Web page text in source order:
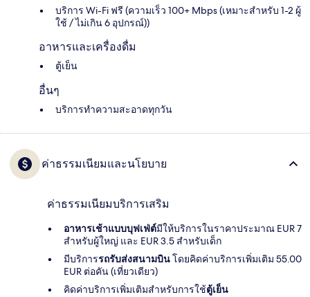
บริการ Wi-Fi ฟรี (ความเร็ว 100+ Mbps (เหมาะสำหรับ 1-2 ผู้
ใช้ / ไม่เกิน 6 อุปกรณ์))
อาหารและเครื่องดื่ม
ตู้เย็น
อื่นๆ
บริการทำความสะอาดทุกวัน
ค่าธรรมเนียมและนโยบาย
ค่าธรรมเนียมบริการเสริม
อาหารเช้าแบบบุฟเฟ่ต์มีให้บริการในราคาประมาณ EUR 7
สำหรับผู้ใหญ่ และ EUR 3.5 สำหรับเด็ก
มีบริการรถรับส่งสนามบินโดยคิดค่าบริการเพิ่มเติม 55.00
EUR ต่อคัน (เที่ยวเดียว)
คิดค่าบริการเพิ่มเติมสำหรับการใช้ตู้เย็น